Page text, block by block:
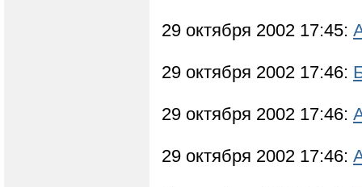
29 октября 2002 17:45:
29 октября 2002 17:46:
29 октября 2002 17:46:
29 октября 2002 17:46: